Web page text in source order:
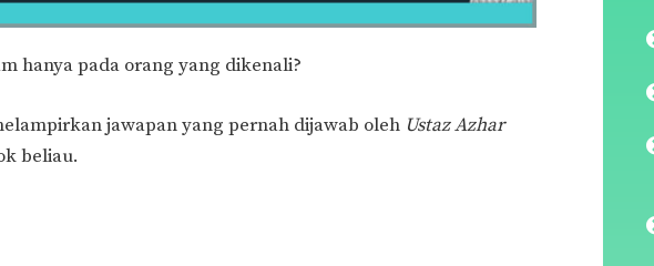
hanya pada orang yang dikenali?
jawapan yang pernah dijawab oleh Ustaz Azhar
beliau.